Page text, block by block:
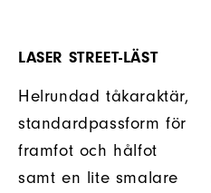
LASER STREET-LÄST
Helrundad tåkaraktär,
standardpassform för
framfot och hålfot
samt en lite smalare